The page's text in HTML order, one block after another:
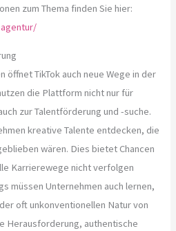
zum Thema finden Sie hier:
öffnet TikTok auch neue Wege in der
die Plattform nicht nur für
zur Talentförderung und -suche.
kreative Talente entdecken, die
wären. Dies bietet Chancen
Karrierewege nicht verfolgen
müssen Unternehmen auch lernen,
oft unkonventionellen Natur von
Herausforderung, authentische